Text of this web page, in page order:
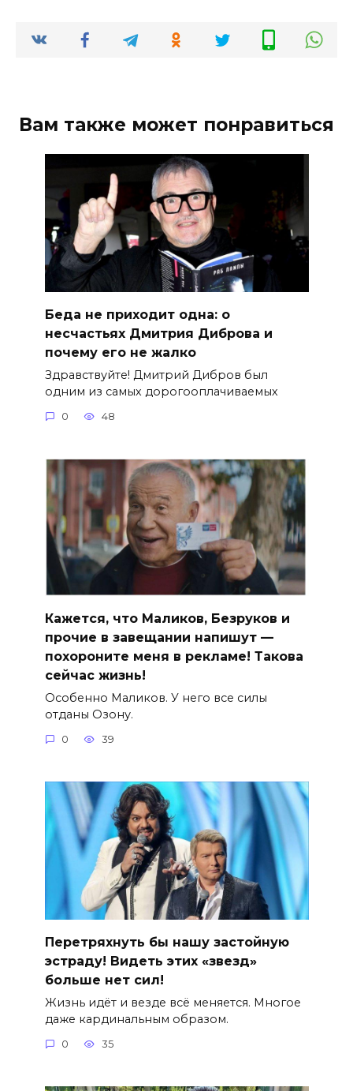
Вам также может понравиться
Беда не приходит одна: о
несчастьях Дмитрия Диброва и
почему его не жалко
Здравствуйте! Дмитрий Дибров был
одним из самых дорогооплачиваемых
0 48
Кажется, что Маликов, Безруков и
прочие в завещании напишут —
похороните меня в рекламе! Такова
сейчас жизнь!
Особенно Маликов. У него все силы
отданы Озону.
0 39
Перетряхнуть бы нашу застойную
эстраду! Видеть этих «звезд»
больше нет сил!
Жизнь идёт и везде всё меняется. Многое
даже кардинальным образом.
0 35